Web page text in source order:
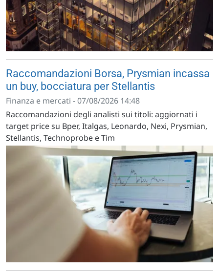
Raccomandazioni Borsa, Prysmian incassa
un buy, bocciatura per Stellantis
Finanza e mercati - 07/08/2026 14:48
Raccomandazioni degli analisti sui titoli: aggiornati i
target price su Bper, Italgas, Leonardo, Nexi, Prysmian,
Stellantis, Technoprobe e Tim